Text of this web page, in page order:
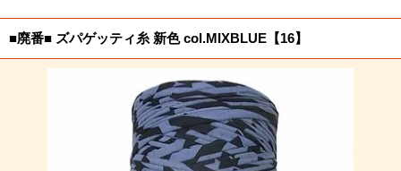
■廃番■ ズパゲッティ糸 新色 col.MIXBLUE【16】